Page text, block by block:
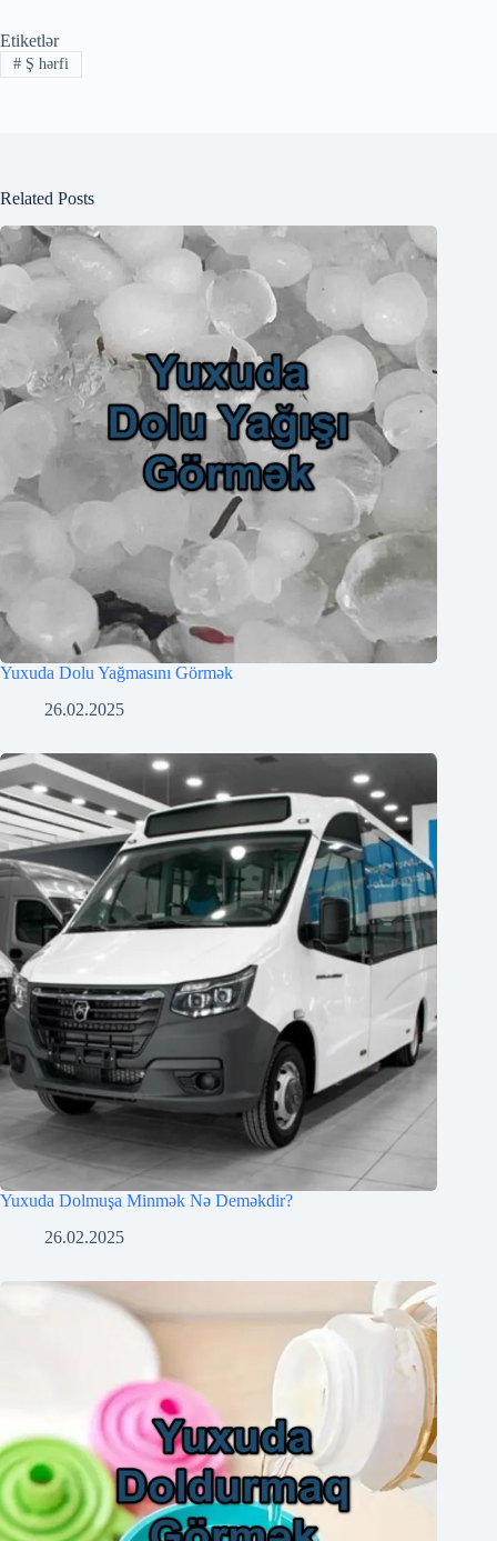
Etiketlər
#Ş hərfi
Related Posts
Yuxuda Dolu Yağmasını Görmək
26.02.2025
Yuxuda Dolmuşa Minmək Nə Deməkdir?
26.02.2025